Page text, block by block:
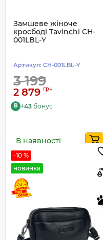
Замшеве жіноче
кросбоді Tavinchi CH-
001LBL-Y
Артикул: CH-001LBL-Y
3 199
2 879 грн
B +43 бонус
В наявності
-10 %
новинка